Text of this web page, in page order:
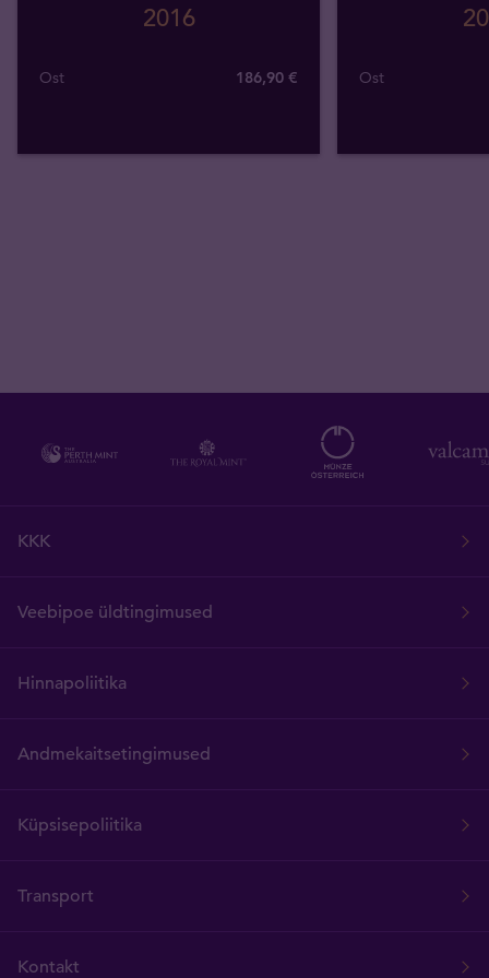
2016
Ost 186,90 € Ost
KKK
Veebipoe üldtingimused
Hinnapoliitika
Andmekaitsetingimused
Küpsisepoliitika
Transport
Kontakt